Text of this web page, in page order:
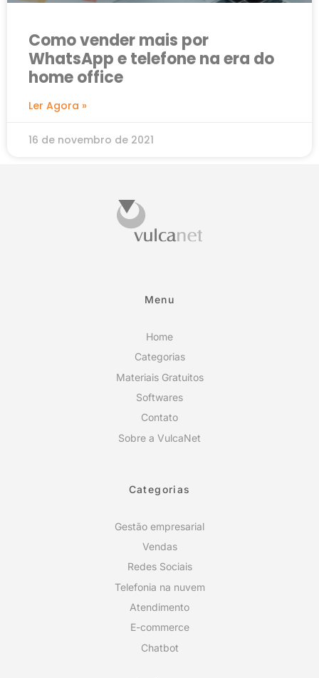
Como vender mais por
WhatsApp e telefone na era do
home office
Ler Agora »
16 de novembro de 2021
Menu
Home
Categorias
Materiais Gratuitos
Softwares
Contato
Sobre a VulcaNet
Categorias
Gestão empresarial
Vendas
Redes Sociais
Telefonia na nuvem
Atendimento
E-commerce
Chatbot